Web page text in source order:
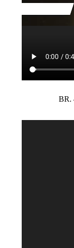
BR.